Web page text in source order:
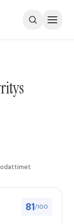
81/100